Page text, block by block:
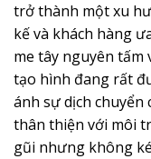
trở thành một xu
kế và khách hàng
me tây nguyên
tạo hình đang rất
ánh sự dịch chuyển
thân thiện với môi
gũi nhưng không